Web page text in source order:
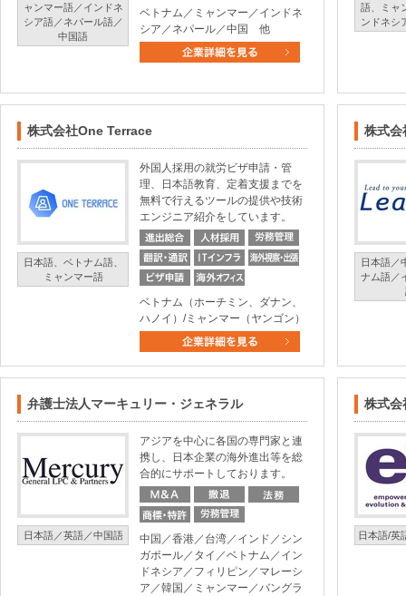
ャンマー語／インドネ
シア語／ネパール語／
中国語
ベトナム／ミャンマー／インドネ
シア／ネパール／中国 他
語、ミャ
ンドネシ
株式会社One Terrace
日本語、ベトナム語、
ミャンマー語
外国人採用の就労ビザ申請・管
理、日本語教育、定着支援までを
無料で行えるツールの提供や技術
エンジニア紹介をしています。
ベトナム（ホーチミン、ダナン、
ハノイ）/ミャンマー（ヤンゴン）
株式会
日本語／
ナム語／
弁護士法人マーキュリー・ジェネラル
日本語／英語／中国語
アジアを中心に各国の専門家と連
携し、日本企業の海外進出等を総
合的にサポートしております。
中国／香港／台湾／インド／シン
ガポール／タイ／ベトナム／イン
ドネシア／フィリピン／マレーシ
ア／韓国／ミャンマー／バングラ
株式会
日本語/英